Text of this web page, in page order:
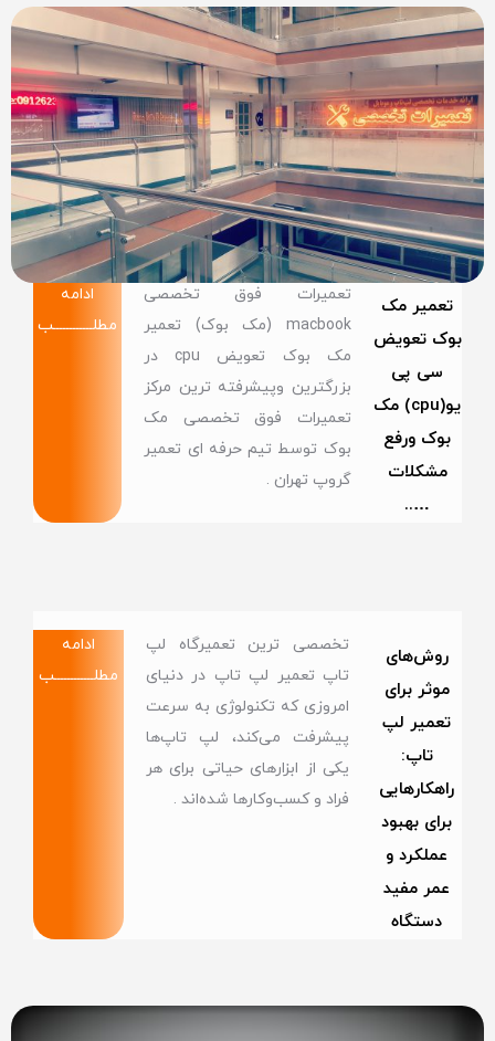
تعمیر مک
بوک تعویض
سی پی
یو(cpu) مک
بوک ورفع
مشکلات
…..
تعمیرات فوق تخصصی
macbook (مک بوک) تعمیر
مک بوک تعویض cpu در
بزرگترین وپیشرفته ترین مرکز
تعمیرات فوق تخصصی مک
بوک توسط تیم حرفه ای تعمیر
گروپ تهران .
ادامه
مطلــــــــــــب
روش‌های
موثر برای
تعمیر لپ
تاپ:
راهکارهایی
برای بهبود
عملکرد و
عمر مفید
دستگاه
تخصصی ترین تعمیرگاه لپ
تاپ تعمیر لپ تاپ در دنیای
امروزی که تکنولوژی به سرعت
پیشرفت می‌کند، لپ تاپ‌ها
یکی از ابزارهای حیاتی برای هر
فراد و کسب‌وکارها شده‌اند .
ادامه
مطلــــــــــــب